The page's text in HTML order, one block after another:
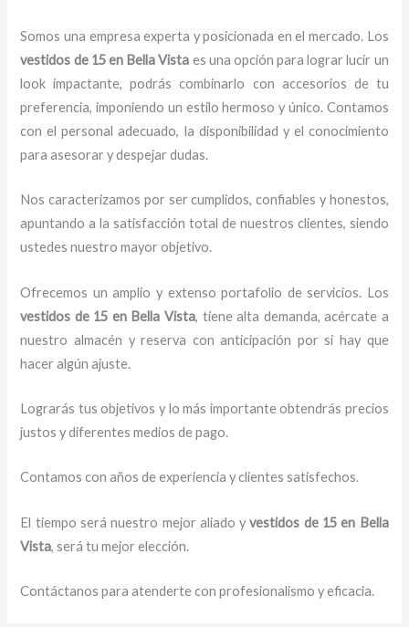
Somos una empresa experta y posicionada en el mercado. Los
vestidos de 15en Bella Vista es una opción para lograr lucir un
look impactante, podrás combinarlo con accesorios de tu
preferencia, imponiendo un estilo hermoso y único. Contamos
con el personal adecuado, la disponibilidad y el conocimiento
para asesorar y despejar dudas.
Nos caracterizamos por ser cumplidos, confiables y honestos,
apuntando a la satisfacción total de nuestros clientes, siendo
ustedes nuestro mayor objetivo.
Ofrecemos un amplio y extenso portafolio de servicios. Los
vestidos de 15 en Bella Vista, tiene alta demanda, acércate a
nuestro almacén y reserva con anticipación por si hay que
hacer algún ajuste.
Lograrás tus objetivos y lo más importante obtendrás precios
justos y diferentes medios de pago.
Contamos con años de experiencia y clientes satisfechos.
El tiempo será nuestro mejor aliado yvestidos de 15en Bella
Vista, será tu mejor elección.
Contáctanos para atenderte con profesionalismo y eficacia.